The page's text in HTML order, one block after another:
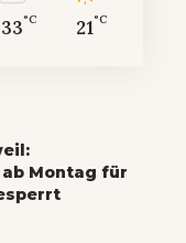
33°C 21°C
Montag für